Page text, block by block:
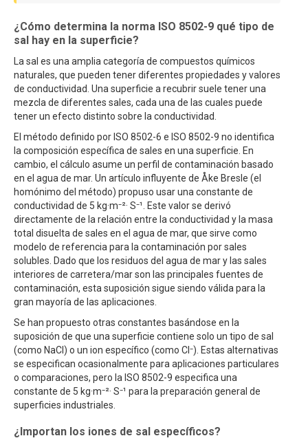
¿Cómo determina la norma ISO 8502-9 qué tipo de
sal hay en la superficie?
La sal es una amplia categoría de compuestos químicos
naturales, que pueden tener diferentes propiedades y valores
de conductividad. Una superficie a recubrir suele tener una
mezcla de diferentes sales, cada una de las cuales puede
tener un efecto distinto sobre la conductividad.
El método definido por ISO 8502-6 e ISO 8502-9 no identifica
la composición específica de sales en una superficie. En
cambio, el cálculo asume un perfil de contaminación basado
en el agua de mar. Un artículo influyente de Åke Bresle (el
homónimo del método) propuso usar una constante de
conductividad de 5 kg·m⁻²· S⁻¹. Este valor se derivó
directamente de la relación entre la conductividad y la masa
total disuelta de sales en el agua de mar, que sirve como
modelo de referencia para la contaminación por sales
solubles. Dado que los residuos del agua de mar y las sales
interiores de carretera/mar son las principales fuentes de
contaminación, esta suposición sigue siendo válida para la
gran mayoría de las aplicaciones.
Se han propuesto otras constantes basándose en la
suposición de que una superficie contiene solo un tipo de sal
(como NaCl) o un ion específico (como Cl⁻). Estas alternativas
se especifican ocasionalmente para aplicaciones particulares
o comparaciones, pero la ISO 8502-9 especifica una
constante de 5 kg·m⁻²· S⁻¹ para la preparación general de
superficies industriales.
¿Importan los iones de sal específicos?